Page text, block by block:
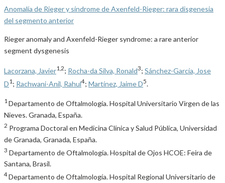
Anomalía de Rieger y síndrome de Axenfeld-Rieger: rara disgenesia
del segmento anterior
Rieger anomaly and Axenfeld-Rieger syndrome: a rare anterior
segment dysgenesis
Lacorzana, Javier1,2; Rocha-da Silva, Ronald3; Sánchez-García, Jose
D1 ; Rachwani-Anil, Rahul4; Martínez, Jaime D5
1 Departamento de Oftalmología. Hospital Universitario Virgen de las
Nieves. Granada, España.
2 Programa Doctoral en Medicina Clínica y Salud Pública, Universidad
de Granada, Granada, España.
3 Departamento de Oftalmología. Hospital de Ojos HCOE: Feira de
Santana, Brasil.
4Departamento de Oftalmología. Hospital Regional Universitario de